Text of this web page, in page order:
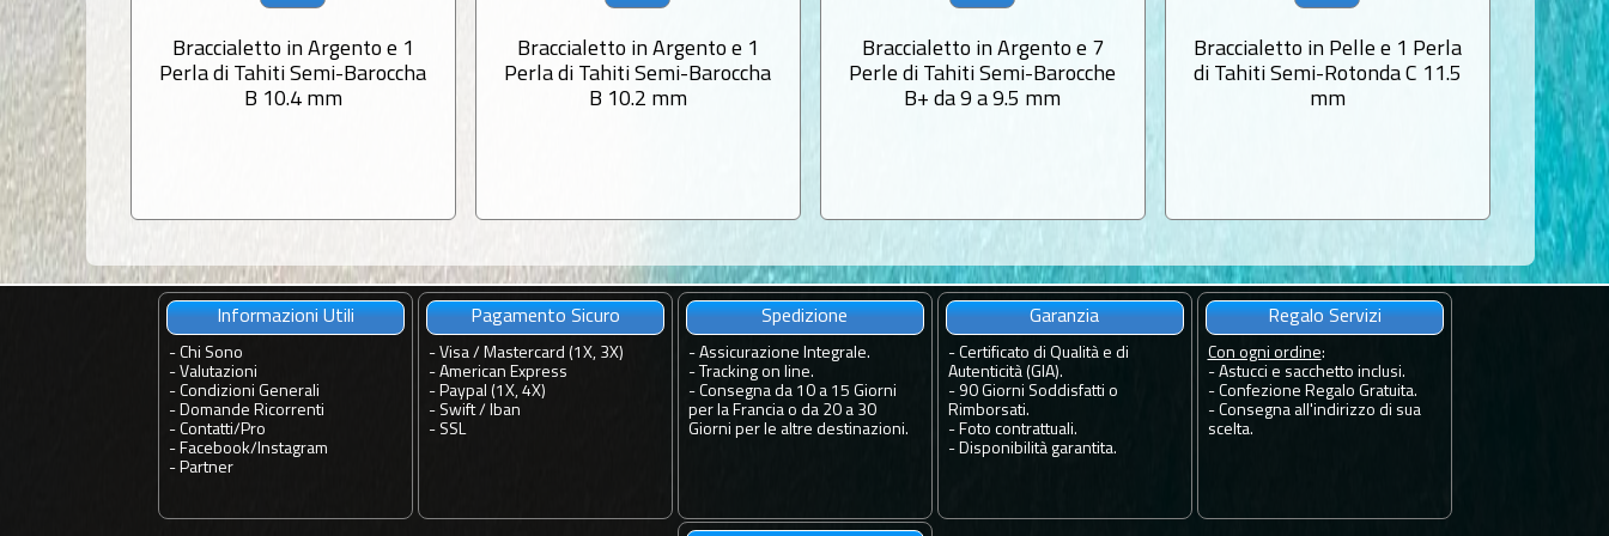
Braccialetto in Argento e 1
Perla di Tahiti Semi-Baroccha
B 10.4 mm
Braccialetto in Argento e 1
Perla di Tahiti Semi-Baroccha
B 10.2 mm
Braccialetto in Argento e 7
Perle di Tahiti Semi-Barocche
B+ da 9 a 9.5 mm
Braccialetto in Pelle e 1 Perla
di Tahiti Semi-Rotonda C 11.5
mm
Tahiti
Informazioni Utili
- Chi Sono
- Valutazioni
- Condizioni Generali
- Domande Ricorrenti
- Contatti/ Pro
- Facebook/ Instagram
- Partner
Pagamento Sicuro
- Visa / Mastercard (1X, 3X)
- American Express
- Paypal (1X, 4X)
- Swift / Iban
- SSL
Spedizione
- Assicurazione Integrale.
- Tracking on line.
- Consegna da 10 a 15 Giorni
per la Francia o da 20 a 30
Giorni per le altre destinazioni.
Garanzia
- Certificato di Qualità e di
Autenticità (GIA).
- 90 Giorni Soddisfatti o
Rimborsati.
- Foto contrattuali.
- Disponibilità garantita.
Regalo Servizi
Con ogni ordine:
- Astucci e sacchetto inclusi.
- Confezione Regalo Gratuita.
- Consegna all'indirizzo di sua
scelta.